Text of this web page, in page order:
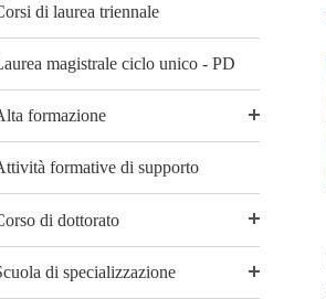
di laurea triennale
magistrale ciclo unico - PD
formazione
formative di supporto
di dottorato
di specializzazione